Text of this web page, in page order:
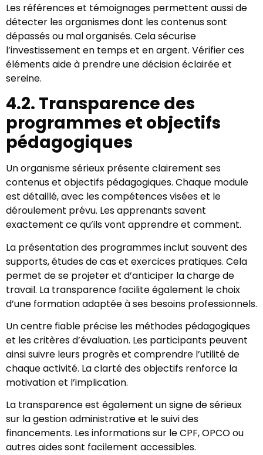
Les références et témoignages permettent aussi de
détecter les organismes dont les contenus sont
dépassés ou mal organisés. Cela sécurise
l’investissement en temps et en argent. Vérifier ces
éléments aide à prendre une décision éclairée et
sereine.
4.2. Transparence des
programmes et objectifs
pédagogiques
Un organisme sérieux présente clairement ses
contenus et objectifs pédagogiques. Chaque module
est détaillé, avec les compétences visées et le
déroulement prévu. Les apprenants savent
exactement ce qu’ils vont apprendre et comment.
La présentation des programmes inclut souvent des
supports, études de cas et exercices pratiques. Cela
permet de se projeter et d’anticiper la charge de
travail. La transparence facilite également le choix
d’une formation adaptée à ses besoins professionnels.
Un centre fiable précise les méthodes pédagogiques
et les critères d’évaluation. Les participants peuvent
ainsi suivre leurs progrès et comprendre l’utilité de
chaque activité. La clarté des objectifs renforce la
motivation et l’implication.
La transparence est également un signe de sérieux
sur la gestion administrative et le suivi des
financements. Les informations sur le CPF, OPCO ou
autres aides sont facilement accessibles.